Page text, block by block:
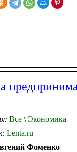
Все \ Экономика
Lenta.ru
Фоменко